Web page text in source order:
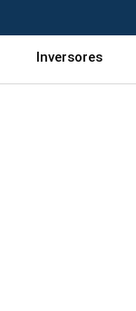
Inversores